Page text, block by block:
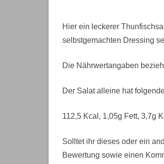
Hier ein leckerer
selbstgemachten Dressing
Die Nährwertangaben
Der Salat alleine hat
112,5 Kcal, 1,05g Fett, 3,7g
Solltet ihr dieses oder ein
Bewertung sowie einen